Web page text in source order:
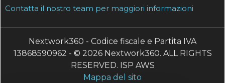
Contatta il nostro team per maggiori informazioni
Nextwork360 - Codice fiscale e Partita IVA
13868590962 - © 2026 Nextwork360. ALL RIGHTS
RESERVED. ISP AWS
Mappa del sito